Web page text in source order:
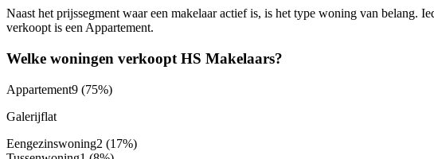
Naast het prijssegment waar een makelaar actief is, is het type woning van belang.
verkoopt is een Appartement.
Welke woningen verkoopt HS Makelaars?
Appartement9 (75%)
Galerijflat
Eengezinswoning2 (17%)